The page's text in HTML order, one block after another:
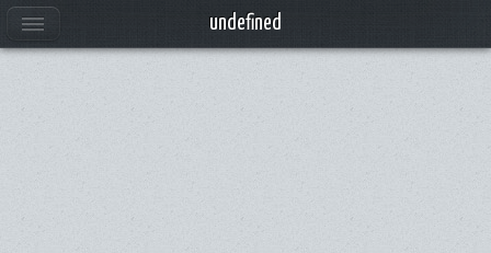
Anuncios undefined